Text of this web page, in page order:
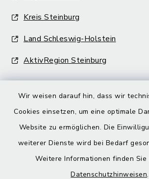
Wir weisen darauf hin, dass wir
Cookies einsetzen, um eine optimale
Website zu ermöglichen. Die
weiterer Dienste wird bei Bedarf
Weitere Informationen finden Sie
Datenschutzhinweisen.
Kreis Steinburg
Land Schleswig-Holstein
AktivRegion Steinburg
Kontakt
Barrierefreiheit